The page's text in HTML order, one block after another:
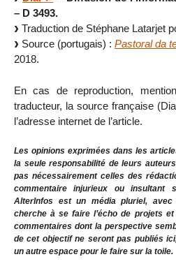
– D 3493.
Traduction de Stéphane Latarjet
Source (portugais) : Pastoral da
2018.
En cas de reproduction,
traducteur, la source française
l’adresse internet de l’article.
Les opinions exprimées dans les
la seule responsabilité de leurs
pas nécessairement celles des
commentaire injurieux ou insultant
AlterInfos est un média pluriel,
cherche à se faire l’écho de projets
commentaires dont la perspective
de cet objectif ne seront pas publiés
un autre espace pour le faire sur la toile.